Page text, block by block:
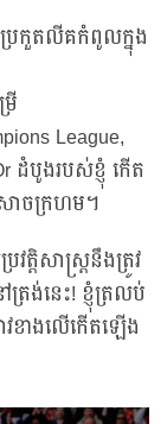
ប្រកួតលីគកំពូលក្នុង
League,
ដំបូងរបស់ខ្ញុំ កើត
ាចក្រហម។
ត្តិសាស្ត្រនឹងត្រូវ
ត្រង់នេះ! ខ្ញុំត្រលប់
ខាងលើកើតឡើង